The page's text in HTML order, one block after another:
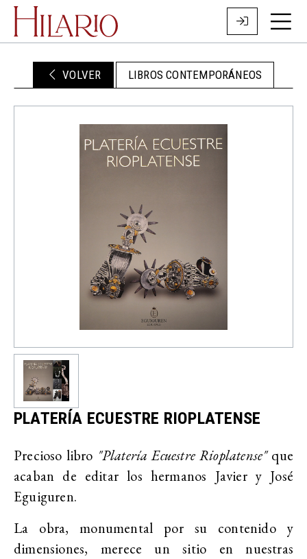
VOLVER LIBROS CONTEMPORÁNEOS
PLATERÍA ECUESTRE RIOPLATENSE
Precioso libro "Platería Ecuestre Rioplatense"que
acaban de editar los hermanos Javier y José
Eguiguren.
La obra, monumental por su contenido y
dimensiones, merece un sitio en nuestras